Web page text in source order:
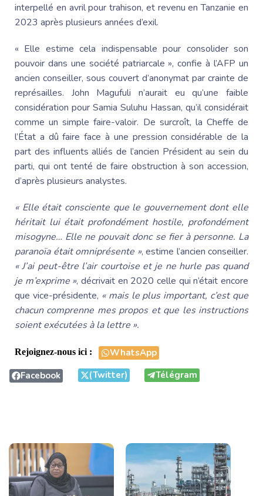
interpellé en avril pour trahison, et revenu en Tanzanie en
2023 après plusieurs années d’exil.
« Elle estime cela indispensable pour consolider son
pouvoir dans une société patriarcale », confie à l’AFP un
ancien conseiller, sous couvert d’anonymat par crainte de
représailles. John Magufuli n’aurait eu qu’une faible
considération pour Samia Suluhu Hassan, qu’il considérait
comme un simple faire-valoir. De surcroît, la Cheffe de
l’État a dû faire face à une pression considérable de la
part des influents alliés de l’ancien Président au sein du
parti, qui ont tenté de faire obstruction à son accession,
d’après plusieurs analystes.
« Elle était consciente que le gouvernement dont elle
héritait lui était profondément hostile, profondément
misogyne… Elle ne pouvait donc se fier à personne. La
paranoïa était omniprésente », estime l’ancien conseiller.
« J’ai peut-être l’air courtoise et je ne hurle pas quand
je m’exprime », décrivait en 2020 celle qui n’était encore
que vice-présidente, « mais le plus important, c’est que
chacun comprenne mes propos et que les instructions
soient exécutées à la lettre ».
Rejoignez-nous ici :
WhatsApp
Facebook
(Twitter) Télégram